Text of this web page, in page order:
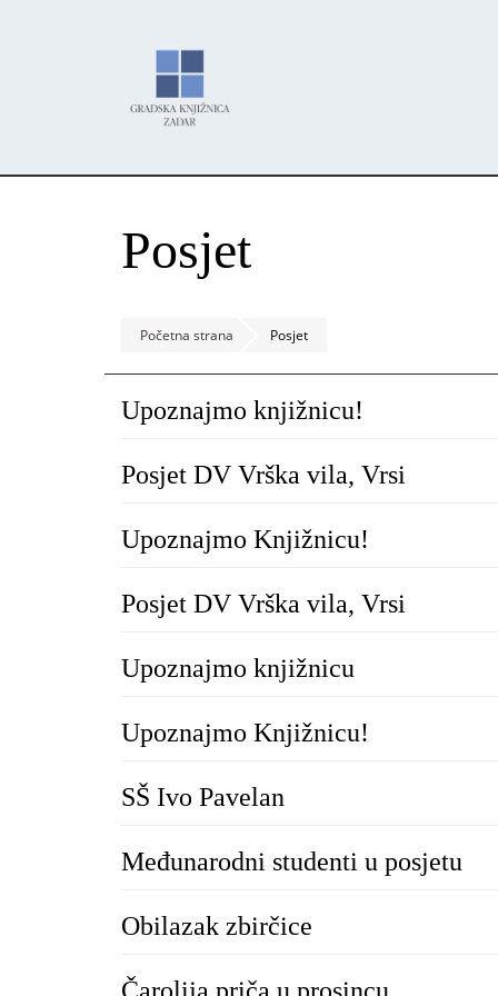
Posjet
Početna strana Posjet
Upoznajmo knjižnicu!
Posjet DV Vrška vila, Vrsi
Upoznajmo Knjižnicu!
Posjet DV Vrška vila, Vrsi
Upoznajmo knjižnicu
Upoznajmo Knjižnicu!
SŠ Ivo Pavelan
Međunarodni studenti u posjetu
Obilazak zbirčice